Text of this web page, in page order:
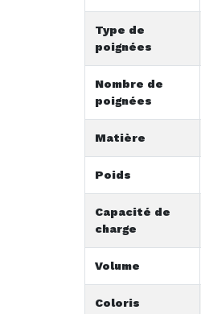
Type de
poignées
Nombre de
poignées
Matière
Poids
Capacité de
charge
Volume
Coloris